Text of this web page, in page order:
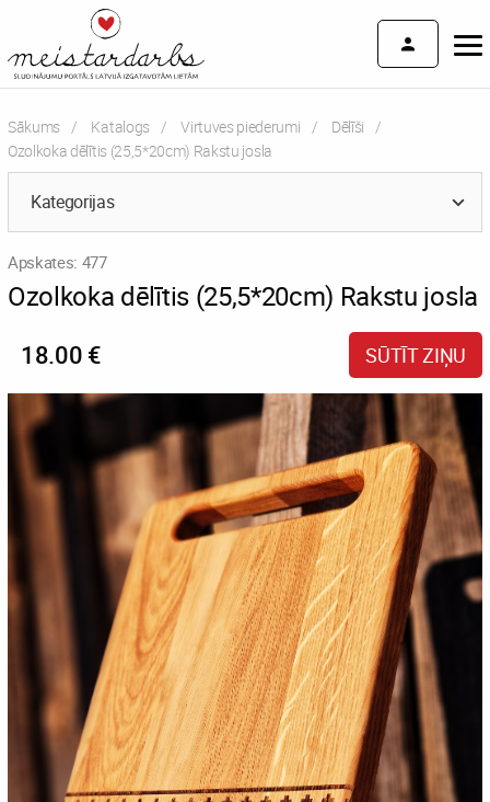
Sākums Katalogs Virtuves piederumi
Dēlīši
Current:
Ozolkoka dēlītis (25,5*20cm) Rakstu josla
Kategorijas
Apskates: 477
Ozolkoka dēlītis (25,5*20cm) Rakstu josla
18.00 € SŪTĪT ZIŅU